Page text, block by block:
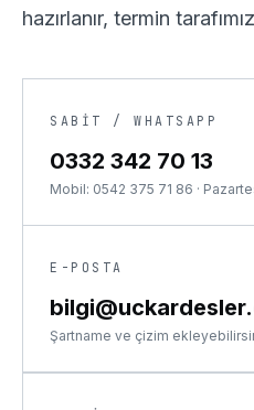
hazırlanır, termin
SABIT / WHATSAPP
0332 342 70 13
Mobil: 0542 375 71 86 ·
E-POSTA
Şartname ve çizim